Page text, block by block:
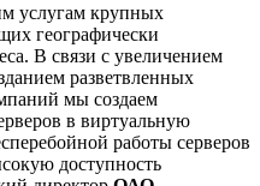
услугам крупных
географически
В связи с увеличением
разветвленных
мы создаем
в виртуальную
работы серверов
доступность